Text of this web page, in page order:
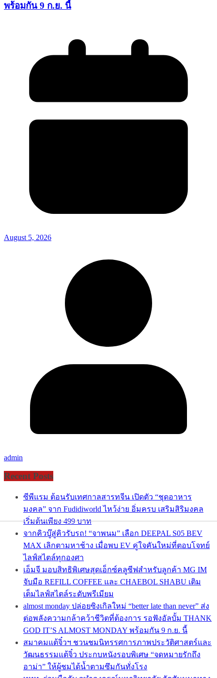
พร้อมกัน 9 ก.ย. นี้
August 5, 2026
admin
Recent Posts
ซีพีแรม ต้อนรับเทศกาลสารทจีน เปิดตัว “ชุดอาหาร
มงคล” จาก Fudidiworld ไหว้ง่าย อิ่มครบ เสริมสิริมงคล
เริ่มต้นเพียง 499 บาท
จากคิวบู๊สู่คิวรับรถ! “จาพนม” เลือก DEEPAL S05 BEV
MAX เลิกตามหาช้าง เมื่อพบ EV คู่ใจคันใหม่ที่ตอบโจทย์
ไลฟ์สไตล์ทุกองศา
เอ็มจี มอบสิทธิพิเศษสุดเอ็กซ์คลูซีฟสำหรับลูกค้า MG IM
จับมือ REFILL COFFEE และ CHAEBOL SHABU เติม
เต็มไลฟ์สไตล์ระดับพรีเมียม
almost monday ปล่อยซิงเกิลใหม่ “better late than never” ส่ง
ต่อพลังความกล้าคว้าชีวิตที่ต้องการ รอฟังอัลบั้ม THANK
GOD IT’S ALMOST MONDAY พร้อมกัน 9 ก.ย. นี้
สมาคมแต้จิ๋วฯ ชวนชมนิทรรศการภาพประวัติศาสตร์และ
วัฒนธรรมแต้จิ๋ว ประกบหนังรอบพิเศษ “จดหมายรักถึง
อาม่า” ให้ผู้ชมได้น้ำตามซึมกันทั่งโรง